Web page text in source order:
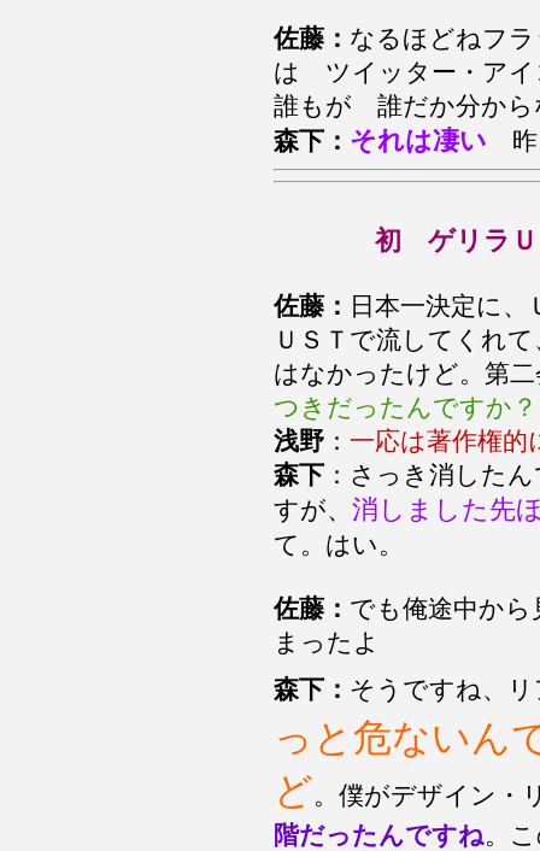
佐藤： なるほどねフ
は ツイッター・アイ
誰もが 誰だか分から
森下： それは凄い 昨
初 ゲリラＵ
佐藤： 日本一決定に
ＵＳＴで流してくれ
はなかったけど。第
つきだったんですか？
浅野 ： 一応は著作権
森下 ：さっき消した
すが、 消しました先
て。はい。
佐藤： でも俺途中か
まったよ
森下： そうですね、
っと危ないん
ど。僕がデザイン・
階だったんですね。